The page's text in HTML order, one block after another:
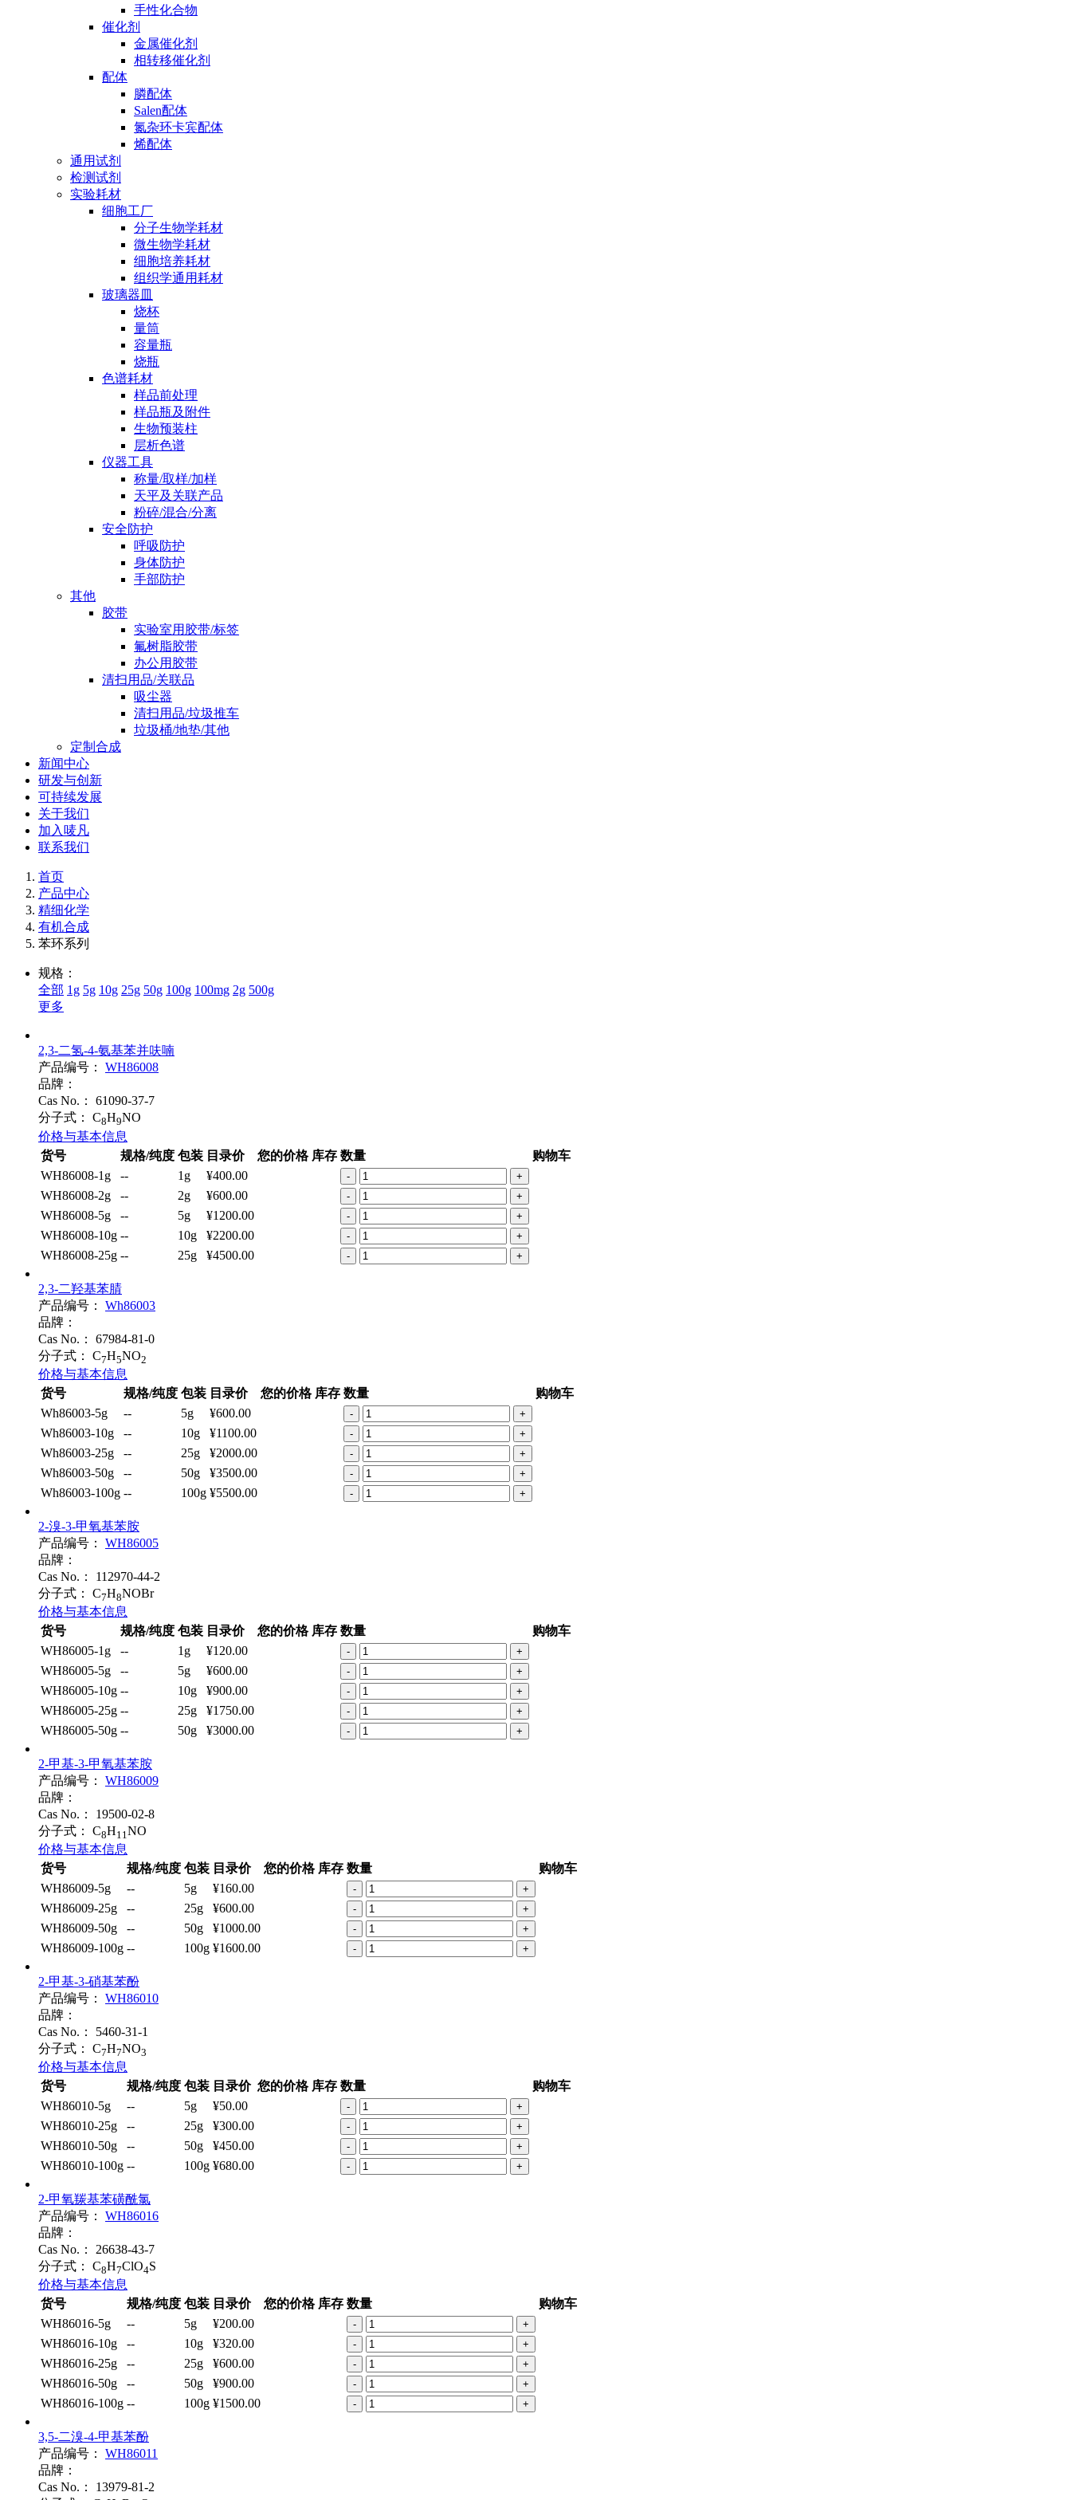
手性化合物
催化剂
金属催化剂
相转移催化剂
配体
膦配体
Salen配体
氮杂环卡宾配体
烯配体
通用试剂
检测试剂
实验耗材
细胞工厂
分子生物学耗材
微生物学耗材
细胞培养耗材
组织学通用耗材
玻璃器皿
烧杯
量筒
容量瓶
烧瓶
色谱耗材
样品前处理
样品瓶及附件
生物预装柱
层析色谱
仪器工具
称量/取样/加样
天平及关联产品
粉碎/混合/分离
安全防护
呼吸防护
身体防护
手部防护
其他
胶带
实验室用胶带/标签
氟树脂胶带
办公用胶带
清扫用品/关联品
吸尘器
清扫用品/垃圾推车
垃圾桶/地垫/其他
定制合成
新闻中心
研发与创新
可持续发展
关于我们
加入唛凡
联系我们
首页
产品中心
精细化学
有机合成
苯环系列
规格：
全部 1g 5g 10g 25g 50g 100g 100mg 2g 500g
更多
2,3-二氢-4-氨基苯并呋喃
产品编号：
WH86008
品牌：
Cas No.：
61090-37-7
分子式：
C8H9NO
价格与基本信息
货号
规格/纯度 包装 目录价 您的价格 库存 数量
购物车
WH86008-1g
-- 1g ¥400.00 - +
WH86008-2g -- 2g ¥600.00 - +
WH86008-5g -- 5g ¥1200.00 - +
WH86008-10g -- 10g ¥2200.00 - +
WH86008-25g -- 25g ¥4500.00 - +
2,3-二羟基苯腈
产品编号：
Wh86003
品牌：
Cas No.：
67984-81-0
分子式：
C7H5NO2
价格与基本信息
货号
规格/纯度 包装 目录价 您的价格 库存 数量
购物车
Wh86003-5g
-- 5g ¥600.00 - +
Wh86003-10g -- 10g ¥1100.00 - +
Wh86003-25g -- 25g ¥2000.00 - +
Wh86003-50g -- 50g ¥3500.00 - +
Wh86003-100g -- 100g ¥5500.00 - +
2-溴-3-甲氧基苯胺
产品编号：
WH86005
品牌：
Cas No.：
112970-44-2
分子式：
C7 H8NOBr
价格与基本信息
货号
规格/纯度 包装 目录价 您的价格 库存 数量
购物车
WH86005-1g
-- 1g ¥120.00 - +
WH86005-5g -- 5g ¥600.00 - +
WH86005-10g -- 10g ¥900.00 - +
WH86005-25g -- 25g ¥1750.00 - +
WH86005-50g -- 50g ¥3000.00 - +
2-甲基-3-甲氧基苯胺
产品编号：
WH86009
品牌：
Cas No.：
19500-02-8
分子式：
C8H11NO
价格与基本信息
货号
规格/纯度 包装 目录价 您的价格 库存 数量
购物车
WH86009-5g
-- 5g ¥160.00 - +
WH86009-25g -- 25g ¥600.00 - +
WH86009-50g -- 50g ¥1000.00 - +
WH86009-100g -- 100g ¥1600.00 - +
2-甲基-3-硝基苯酚
产品编号：
WH86010
品牌：
Cas No.：
5460-31-1
分子式：
C 7H7NO
价格与基本信息
货号
规格/纯度 包装 目录价 您的价格 库存 数量
购物车
WH86010-5g
5g ¥50.00 - +
WH86010-25g 25g ¥300.00 - +
WH86010-50g 50g ¥450.00 - +
WH86010-100g 100g ¥680.00 - +
2-甲氧羰基苯磺酰氯
产品编号：
WH86016
品牌：
Cas No.：
26638-43-7
分子式：
C 8 H 7
价格与基本信息
货号
规格/纯度 包装 目录价 您的价格 库存 数量
购物车
WH86016-5g
5g - +
WH86016-10g 10g - +
WH86016-25g 25g - +
WH86016-50g 50g - +
WH86016-100g 100g - +
3,5-二溴-4-甲基苯酚
产品编号：
品牌：